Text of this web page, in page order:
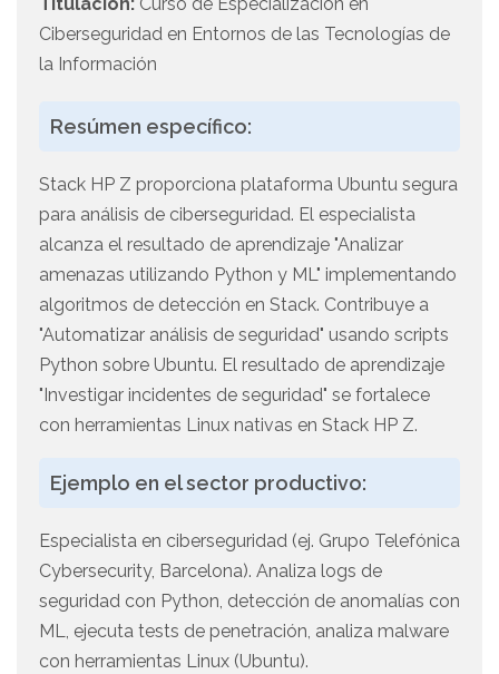
Ciberseguridad en Entornos de las Tecnologías de
la Información
Resúmen específico:
Stack HP Z proporciona plataforma Ubuntu segura
para análisis de ciberseguridad. El especialista
alcanza el resultado de aprendizaje "Analizar
amenazas utilizando Python y ML" implementando
algoritmos de detección en Stack. Contribuye a
"Automatizar análisis de seguridad" usando scripts
Python sobre Ubuntu. El resultado de aprendizaje
"Investigar incidentes de seguridad" se fortalece
con herramientas Linux nativas en Stack HP Z.
Ejemplo en el sector productivo:
Especialista en ciberseguridad (ej. Grupo Telefónica
Cybersecurity, Barcelona). Analiza logs de
seguridad con Python, detección de anomalías con
ML, ejecuta tests de penetración, analiza malware
con herramientas Linux (Ubuntu).